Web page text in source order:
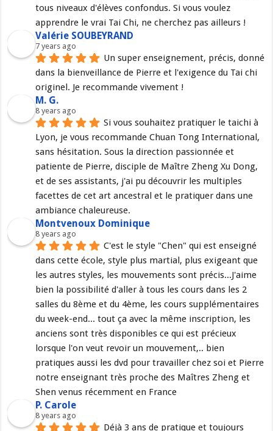
tous niveaux d'élèves confondus. Si vous voulez
apprendre le vrai Tai Chi, ne cherchez pas ailleurs !
Valérie SOUBEYRAND
7 years ago
Un super enseignement, précis, donné
dans la bienveillance de Pierre et l'exigence du Tai chi
originel. Je recommande vivement !
M. G.
8 years ago
Si vous souhaitez pratiquer le taichi à
Lyon, je vous recommande Chuan Tong International,
sans hésitation. Sous la direction passionnée et
patiente de Pierre, disciple de Maître Zheng Xu Dong,
et de ses assistants, j'ai pu découvrir les multiples
facettes de cet art ancestral et le pratiquer dans une
ambiance chaleureuse.
Montvenoux Dominique
8 years ago
C'est le style "Chen" qui est enseigné
dans cette école, style plus martial, plus exigeant que
les autres styles, les mouvements sont précis...J'aime
bien la possibilité d'aller à tous les cours dans les 2
salles du 8ème et du 4ème, les cours supplémentaires
du week-end... tout ça avec la même inscription, les
anciens sont très disponibles ce qui est précieux
lorsque l'on veut revoir un mouvement,.. bien
pratiques aussi les dvd pour travailler chez soi et Pierre
notre enseignant très proche des Maîtres Zheng et
Shen venus récemment en France
P. Carole
8 years ago
Déjà 3 ans de pratique et toujours